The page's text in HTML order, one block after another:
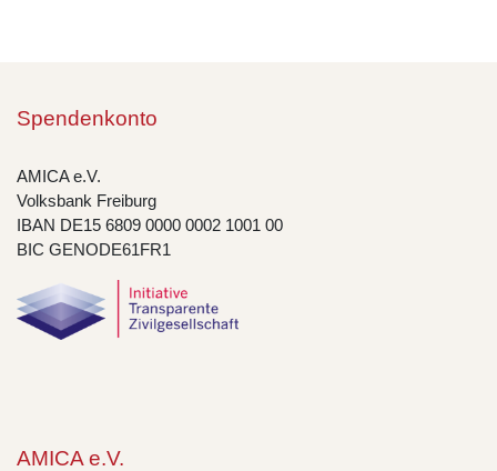
Spendenkonto
AMICA e.V.
Volksbank Freiburg
IBAN DE15 6809 0000 0002 1001 00
BIC GENODE61FR1
AMICA e.V.